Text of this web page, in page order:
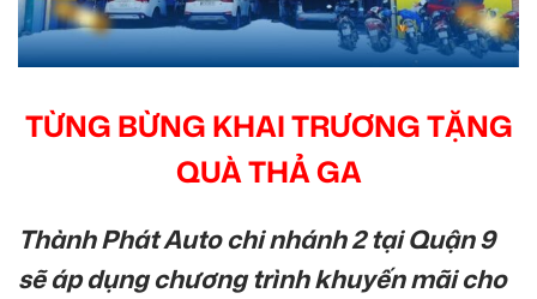
TỪNG BỪNG KHAI TRƯƠNG TẶNG
QUÀ THẢ GA
Thành Phát Auto chi nhánh 2 tại Quận 9
sẽ áp dụng chương trình khuyến mãi cho